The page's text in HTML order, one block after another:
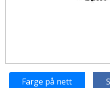
Farge på nett